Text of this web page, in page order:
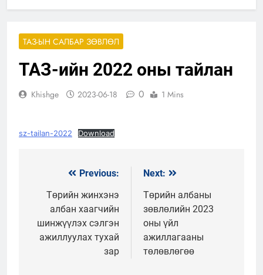
ТАЗ-ЫН САЛБАР ЗӨВЛӨЛ
ТАЗ-ийн 2022 оны тайлан
Khishge 2023-06-18 0 1 Mins
sz-tailan-2022 Download
Мэдээний
цэс
Previous:
Төрийн жинхэнэ
албан хаагчийн
шинжүүлэх сэлгэн
ажиллуулах тухай
зар
Next:
Төрийн албаны
зөвлөлийн 2023
оны үйл
ажиллагааны
төлөвлөгөө